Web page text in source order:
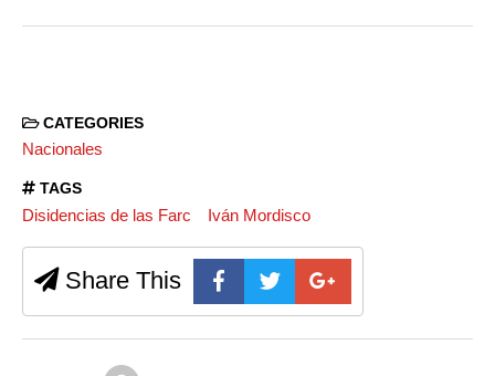
CATEGORIES
Nacionales
TAGS
Disidencias de las Farc Iván Mordisco
Share This